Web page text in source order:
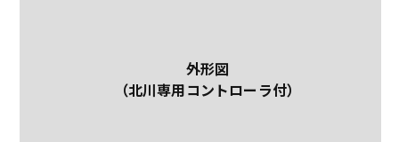
外形図
（北川専用コントローラ付）